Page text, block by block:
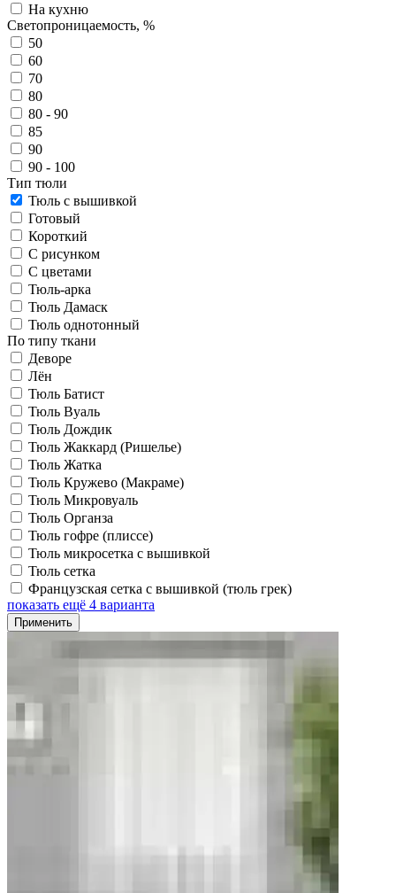
На кухню
Светопроницаемость, %
50
60
70
80
80 - 90
85
90
90 - 100
Тип тюли
Тюль с вышивкой
Готовый
Короткий
С рисунком
С цветами
Тюль-арка
Тюль Дамаск
Тюль однотонный
По типу ткани
Деворе
Лён
Тюль Батист
Тюль Вуаль
Тюль Дождик
Тюль Жаккард (Ришелье)
Тюль Жатка
Тюль Кружево (Макраме)
Тюль Микровуаль
Тюль Органза
Тюль гофре (плиссе)
Тюль микросетка с вышивкой
Тюль сетка
Французская сетка с вышивкой (тюль грек)
показать ещё 4 варианта
Применить